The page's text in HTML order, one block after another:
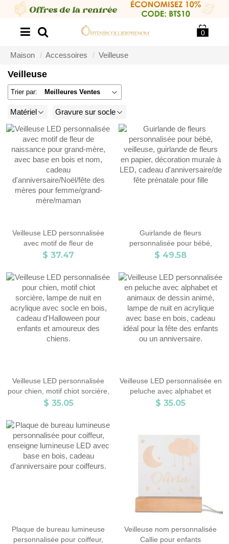
0
Maison Accessoires Veilleuse
Veilleuse
Trier par: Meilleures Ventes
Matériel Gravure sur socle
Veilleuse LED personnalisée
avec motif de fleur de
naissance pour grand-mère,
cadeau d'anniversaire/Noël/fête
des mères pour femme/grand-
mère/maman
$ 37.47
Guirlande de fleurs
personnalisée pour bébé,
veilleuse, guirlande de fleurs en
LED, cadeau d'anniversaire/de
fête prénatale pour fille
$ 49.58
Veilleuse LED personnalisée
pour chien, motif chiot sorcière,
lampe de nuit en acrylique avec
d'Halloween pour enfants et
amoureux des chiens.
$ 35.05
Veilleuse LED personnalisée en
peluche avec alphabet et
animaux de dessin animé,
anniversaire.
$ 35.05
Plaque de bureau lumineuse
personnalisée pour coiffeur,
Veilleuse nom personnalisée
Callie pour enfants